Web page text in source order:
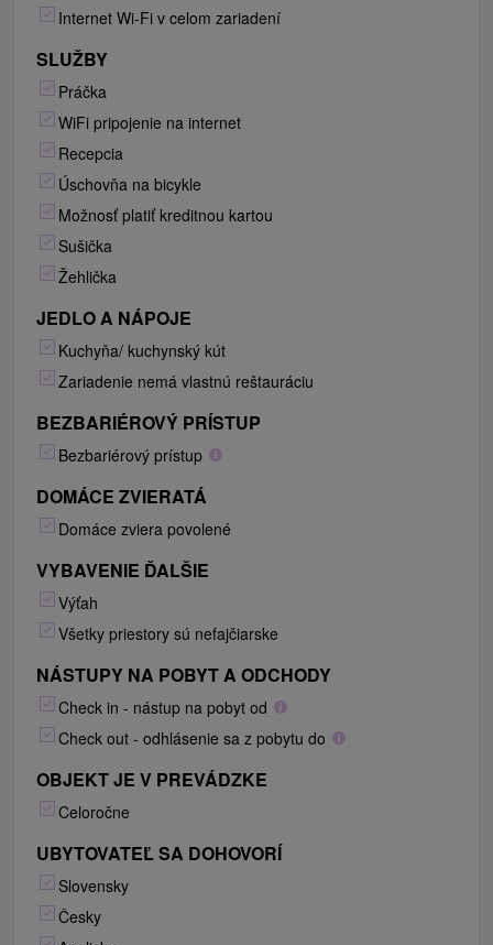
Internet Wi-Fi v celom zariadení
SLUŽBY
Práčka
WiFi pripojenie na internet
Recepcia
Úschovňa na bicykle
Možnosť platiť kreditnou kartou
Sušička
Žehlička
JEDLO A NÁPOJE
Kuchyňa/ kuchynský kút
Zariadenie nemá vlastnú reštauráciu
BEZBARIÉROVÝ PRÍSTUP
Bezbariérový prístup
DOMÁCE ZVIERATÁ
Domáce zviera povolené
VYBAVENIE ĎALŠIE
Výťah
Všetky priestory sú nefajčiarske
NÁSTUPY NA POBYT A ODCHODY
Check in - nástup na pobyt od
Check out - odhlásenie sa z pobytu do
OBJEKT JE V PREVÁDZKE
Celoročne
UBYTOVATEĽ SA DOHOVORÍ
Slovensky
Česky